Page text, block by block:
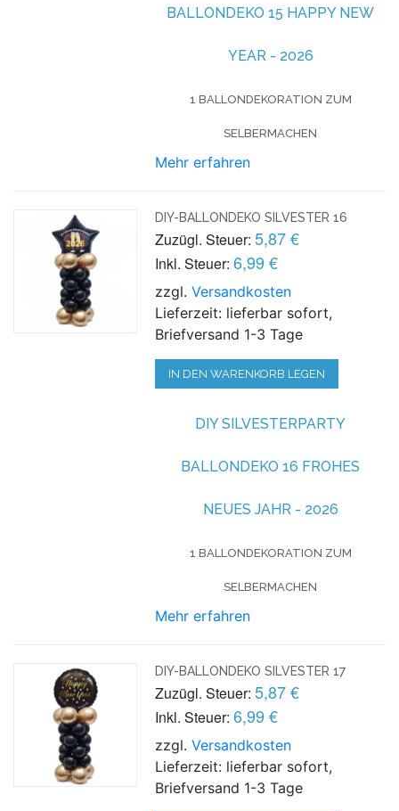
BALLONDEKO 15 HAPPY NEW
YEAR - 2026
1 BALLONDEKORATION ZUM
SELBERMACHEN
Mehr erfahren
DIY-BALLONDEKO SILVESTER 16
Zuzügl. Steuer: 5,87 €
Inkl. Steuer: 6,99 €
zzgl.Versandkosten
Lieferzeit: lieferbar sofort,
Briefversand 1-3 Tage
IN DEN WARENKORB LEGEN
DIY SILVESTERPARTY
BALLONDEKO 16 FROHES
NEUES JAHR - 2026
1 BALLONDEKORATION ZUM
SELBERMACHEN
Mehr erfahren
DIY-BALLONDEKO SILVESTER 17
Zuzügl. Steuer: 5,87 €
Inkl. Steuer: 6,99 €
zzgl.Versandkosten
Lieferzeit: lieferbar sofort,
Briefversand 1-3 Tage